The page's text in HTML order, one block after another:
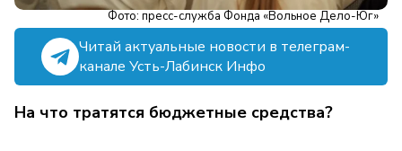
Фото: пресс-служба Фонда «Вольное Дело-Юг»
Читай актуальные новости в телеграм-
канале Усть-Лабинск Инфо
На что тратятся бюджетные средства?